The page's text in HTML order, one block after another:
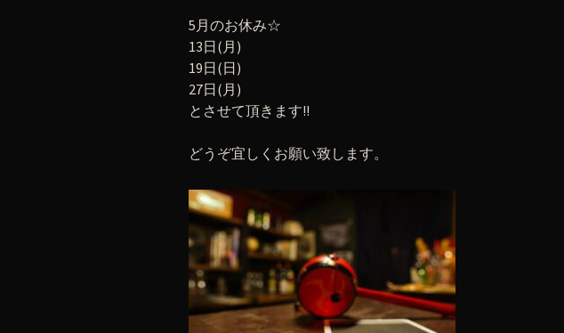
5月のお休み☆
13日(月)
19日(日)
27日(月)
とさせて頂きます!!
どうぞ宜しくお願い致します。